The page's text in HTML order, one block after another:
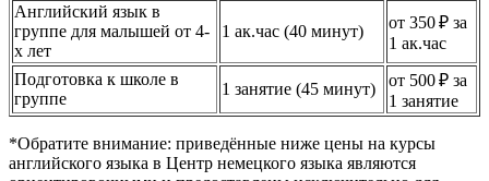
Английский язык в
группе для малышей от 4-
х лет
1 ак.час (40 минут)
от 350 ₽ за
1 ак.час
Подготовка к школе в
группе
1 занятие (45 минут)
от 500 ₽ за
1 занятие
*Обратите внимание: приведённые ниже цены на курсы
английского языка в Центр немецкого языка являются